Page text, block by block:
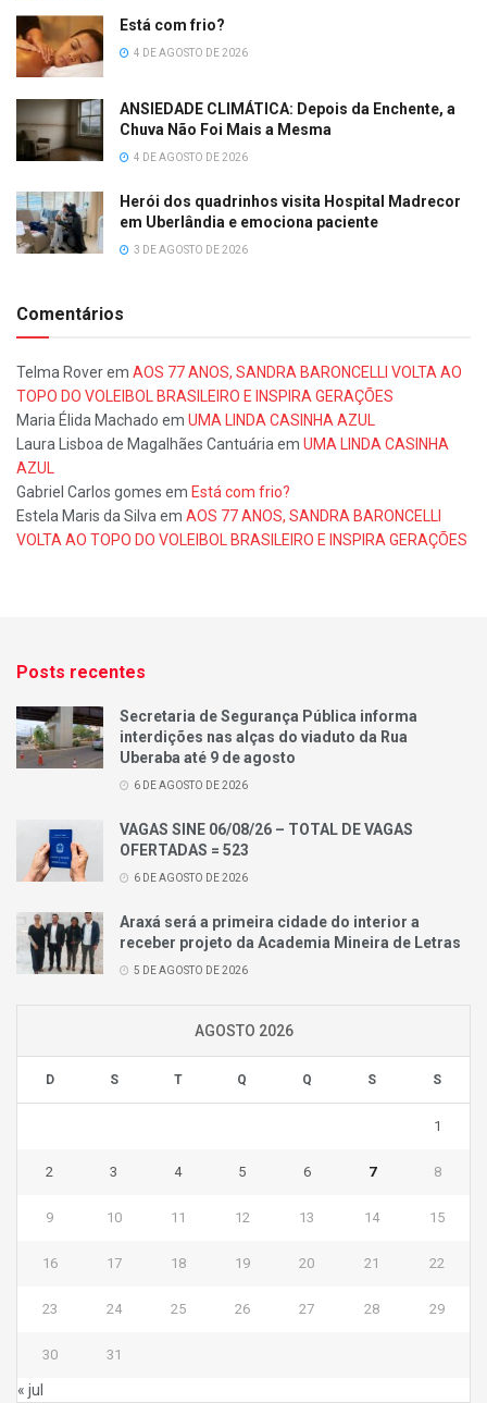
Está com frio?
4 DE AGOSTO DE 2026
ANSIEDADE CLIMÁTICA: Depois da Enchente, a
Chuva Não Foi Mais a Mesma
4 DE AGOSTO DE 2026
Herói dos quadrinhos visita Hospital Madrecor
em Uberlândia e emociona paciente
3 DE AGOSTO DE 2026
Comentários
Telma Roverem AOS 77 ANOS, SANDRA BARONCELLI VOLTA AO
TOPO DO VOLEIBOL BRASILEIRO E INSPIRA GERAÇÕES
Maria Élida Machado em UMA LINDA CASINHA AZUL
Laura Lisboa de Magalhães Cantuária em UMA LINDA CASINHA
AZUL
Gabriel Carlos gomes em Está com frio?
Estela Maris da Silva em AOS 77 ANOS, SANDRA BARONCELLI
VOLTA AO TOPO DO VOLEIBOL BRASILEIRO E INSPIRA GERAÇÕES
Posts recentes
Secretaria de Segurança Pública informa
interdições nas alças do viaduto da Rua
Uberaba até 9 de agosto
6 DE AGOSTO DE 2026
VAGAS SINE 06/08/26 – TOTAL DE VAGAS
OFERTADAS = 523
6 DE AGOSTO DE 2026
Araxá será a primeira cidade do interior a
receber projeto da Academia Mineira de Letras
5 DE AGOSTO DE 2026
AGOSTO 2026
D S T Q Q S S
1
2 3 4 5 6 7 8
9 10 11 12 13 14 15
16 17 18 19 20 21 22
23 24 25 26 27 28 29
30 31
« jul